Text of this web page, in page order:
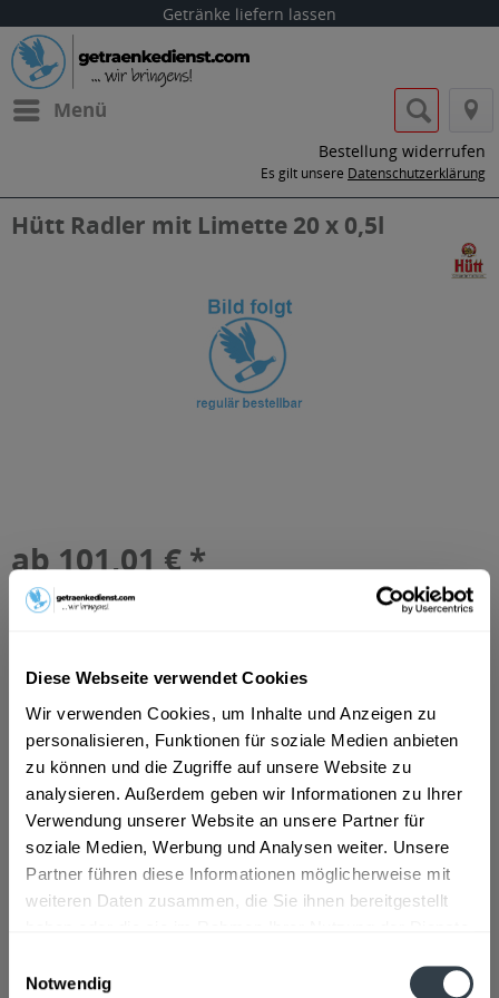
Diese Webseite verwendet Cookies
Wir verwenden Cookies, um Inhalte und Anzeigen zu
personalisieren, Funktionen für soziale Medien anbieten
zu können und die Zugriffe auf unsere Website zu
analysieren. Außerdem geben wir Informationen zu Ihrer
Verwendung unserer Website an unsere Partner für
soziale Medien, Werbung und Analysen weiter. Unsere
Partner führen diese Informationen möglicherweise mit
weiteren Daten zusammen, die Sie ihnen bereitgestellt
Notwendig
Getränke liefern lassen
Menü
Bestellung widerrufen
Es gilt unsere Datenschutzerklärung
Hütt Radler mit Limette 20 x 0,5l
ab 101,01 € *
Inhalt:
inkl. MwSt.ggf. zzgl. Erschwerniszuschlag
MEHRWEG
In den Warenkorb
Artikel-Nr.:
27727
Beschreibung
mehr